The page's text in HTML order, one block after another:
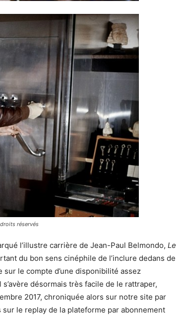
réservés
l’illustre carrière de Jean-Paul Belmondo, Le
du bon sens cinéphile de l’inclure dedans de
le compte d’une disponibilité assez
désormais très facile de le rattraper,
2017, chroniquée alors sur notre site par
sur le replay de la plateforme par abonnement